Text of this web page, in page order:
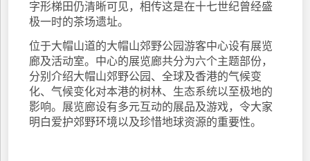
字形梯田仍清晰可见，相传这是在十七世纪曾经盛
极一时的茶场遗址。
位于大帽山道的大帽山郊野公园游客中心设有展览
廊及活动室。中心的展览廊共分为六个主题部份，
分别介绍大帽山郊野公园、全球及香港的气候变
化、气候变化对本港的树林、生态系统以至极地的
影响。展览廊设有多元互动的展品及游戏，令大家
明白爱护郊野环境以及珍惜地球资源的重要性。